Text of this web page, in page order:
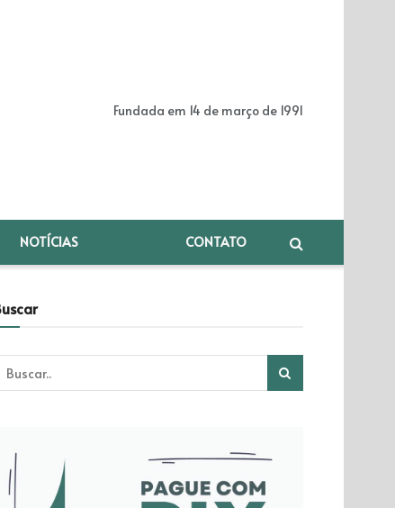
Fundada em 14 de março de 1991
NOTÍCIAS CONTATO